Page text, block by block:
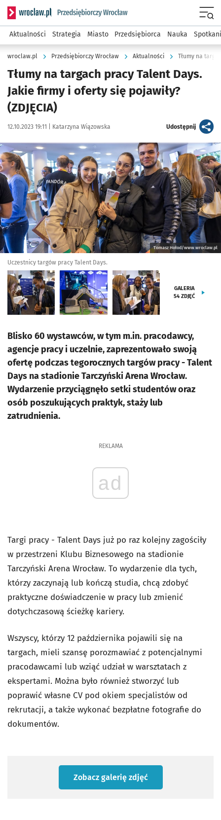
Serwis informacyjny wroclaw.pl podserwis: Strategia
Aktualności Strategia Miasto Przedsiębiorca Nauka
wroclaw.pl Przedsiębiorczy Wrocław Aktualności Tłumy na
Tłumy na targach pracy Talent Days.
Jakie firmy i oferty się pojawiły?
(ZDJĘCIA)
Data publikacji:
12.10.2023 19:11 | Autor:
Katarzyna Wiązowska Udostępnijartykuł
Kliknij, aby zobaczyć galerię
Tomasz Hołod/www.wroclaw.pl
Uczestnicy targów pracy Talent Days.
GALERIA
54 ZDJĘĆ
Blisko 60 wystawców, w tym m.in. pracodawcy,
agencje pracy i uczelnie, zaprezentowało swoją
ofertę podczas tegorocznych targów pracy - Talent
Days na stadionie Tarczyński Arena Wrocław.
Wydarzenie przyciągnęło setki studentów oraz
osób poszukujących praktyk, staży lub
zatrudnienia.
REKLAMA
ad
Targi pracy - Talent Days już po raz kolejny zagościły
w przestrzeni Klubu Biznesowego na stadionie
Tarczyński Arena Wrocław. To wydarzenie dla tych,
którzy zaczynają lub kończą studia, chcą zdobyć
praktyczne doświadczenie w pracy lub zmienić
dotychczasową ścieżkę kariery.
Wszyscy, którzy 12 października pojawili się na
targach, mieli szansę porozmawiać z potencjalnymi
pracodawcami lub wziąć udział w warsztatach z
ekspertami. Można było również stworzyć lub
poprawić własne CV pod okiem specjalistów od
rekrutacji, a także wykonać bezpłatne fotografie do
dokumentów.
Zobacz galerię zdjęć